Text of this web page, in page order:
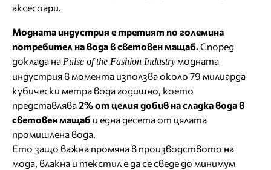
аксесоари.
Модната индустрия е третият по големина
потребител на вода в световен мащаб.Според
доклада на Pulse of the Fashion Industryмодната
индустрия в момента използва около 79 милиарда
кубически метра вода годишно, което
представлява2% от целия добив на сладка вода в
световен мащаб и една десета от цялата
промишлена вода.
Ето защо важна промяна в производството на
мода, влакна и текстил е да се сведе до минимум